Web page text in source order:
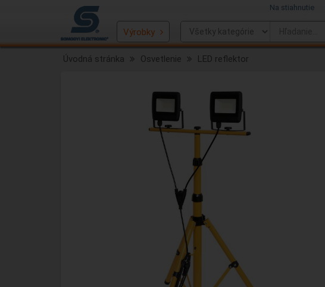
Na stiahnutie
Výrobky
Úvodná stránka Osvetlenie LED reflektor